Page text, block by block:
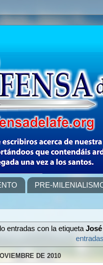
PRE-
entradas con la etiqueta
entradas
DE 2010